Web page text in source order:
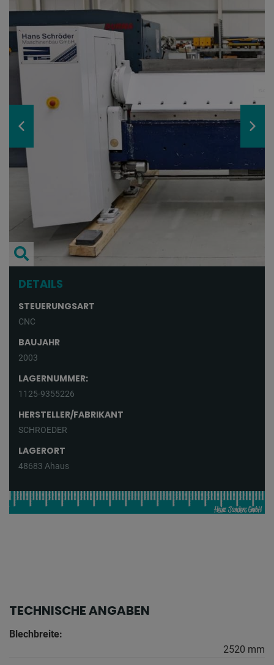
DETAILS
STEUERUNGSART
CNC
BAUJAHR
2003
LAGERNUMMER:
1125-9355226
HERSTELLER/FABRIKANT
SCHROEDER
LAGERORT
48683 Ahaus
TECHNISCHE ANGABEN
Blechbreite:
2520 mm